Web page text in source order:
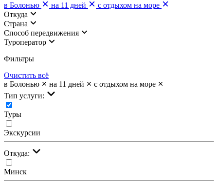
в Болонью
на 11 дней
с отдыхом на море
Откуда
Страна
Cпособ передвижения
Туроператор
Фильтры
Очистить всё
в Болонью
на 11 дней
с отдыхом на море
Тип услуги:
Туры
Экскурсии
Откуда:
Минск